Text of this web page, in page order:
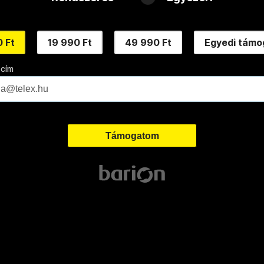
Ft 19 990 Ft 49 990 Ft Egyedi